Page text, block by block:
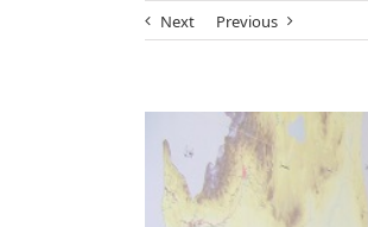
Previous
Next